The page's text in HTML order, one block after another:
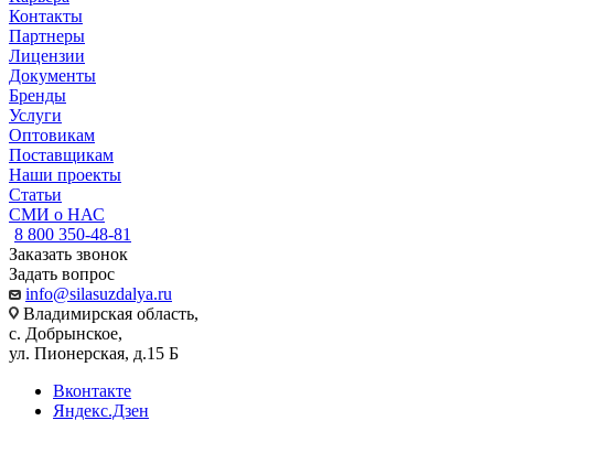
Контакты
Партнеры
Лицензии
Документы
Бренды
Услуги
Оптовикам
Поставщикам
Наши проекты
Статьи
СМИ о НАС
8 800 350-48-81
Заказать звонок
Задать вопрос
info@silasuzdalya.ru
Владимирская область,
с. Добрынское,
ул. Пионерская, д.15 Б
Вконтакте
Яндекс.Дзен